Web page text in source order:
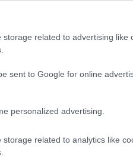
related to advertising like
sent to Google for online
personalized advertising.
related to analytics like